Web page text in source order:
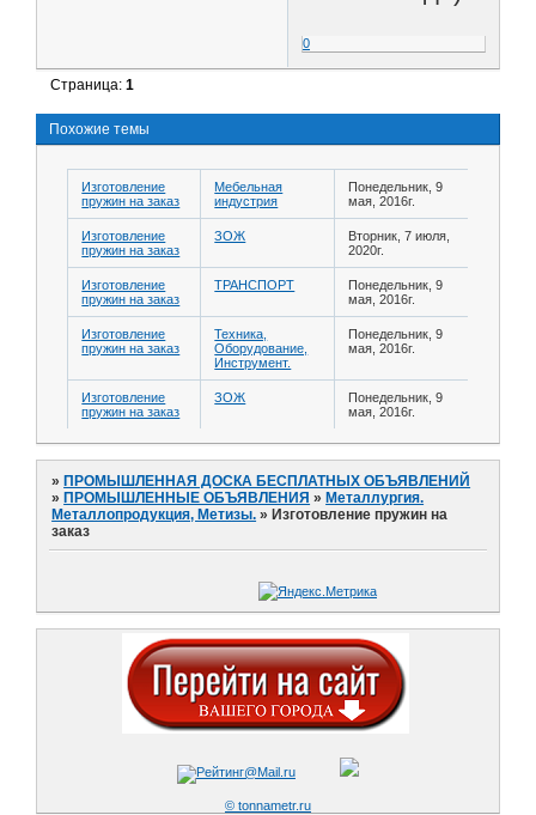
0
Страница:1
Похожие темы
Изготовление
пружин на заказ
Мебельная
индустрия
Понедельник, 9
мая, 2016г.
Изготовление
пружин на заказ
ЗОЖ
Вторник, 7 июля,
2020г.
Изготовление
пружин на заказ
ТРАНСПОРТ
Понедельник, 9
мая, 2016г.
Изготовление
пружин на заказ
Техника,
Оборудование,
Инструмент.
Понедельник, 9
мая, 2016г.
Изготовление
пружин на заказ
ЗОЖ
Понедельник, 9
мая, 2016г.
»ПРОМЫШЛЕННАЯ ДОСКА БЕСПЛАТНЫХ ОБЪЯВЛЕНИЙ
»ПРОМЫШЛЕННЫЕ ОБЪЯВЛЕНИЯ »Металлургия.
Металлопродукция, Метизы. »Изготовление пружин на
заказ
© tonnametr.ru